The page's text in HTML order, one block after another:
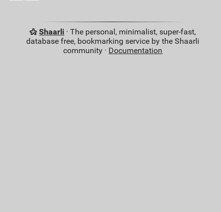
Shaarli · The personal, minimalist, super-fast,
database free, bookmarking service by the Shaarli
community · Documentation